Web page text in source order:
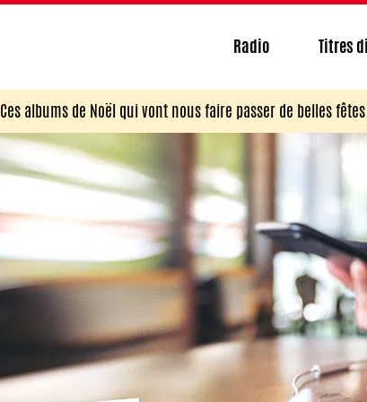
Radio Titres
Ces albums de Noël qui vont nous faire passer de belles fêtes